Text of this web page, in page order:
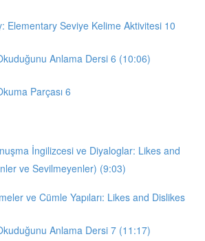
Elementary Seviye Kelime Aktivitesi 10
Anlama Dersi 6 (10:06)
Parçası 6
İngilizcesi ve Diyaloglar: Likes and
ve Sevilmeyenler) (9:03)
ve Cümle Yapıları: Likes and Dislikes
Anlama Dersi 7 (11:17)